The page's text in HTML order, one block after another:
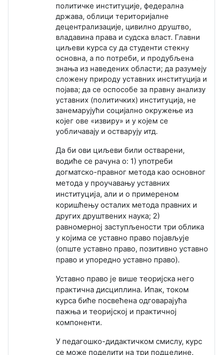
политичке институције, федерална
држава, облици територијалне
децентрализације, цивилно друштво,
владавина права и судска власт. Главни
циљеви курса су да студенти стекну
основна, а по потреби, и продубљена
знања из наведених области; да разумеју
сложену природу уставних институција и
појава; да се оспособе за правну анализу
уставних (политичких) институција, не
занемарујући социјално окружење из
којег ове «извиру» и у којем се
уобличавају и остварују итд.
Да би ови циљеви били остварени,
водиће се рачуна о: 1) употреби
догматско-правног метода као основног
метода у проучавању уставних
институција, али и о примереном
коришћењу осталих метода правних и
других друштвених наука; 2)
равномерној заступљености три облика
у којима се уставно право појављује
(опште уставно право, позитивно уставно
право и упоредно уставно право).
Уставно право је више теоријска него
практична дисциплина. Ипак, током
курса биће посвећена одговарајућа
пажња и теоријској и практичној
компоненти.
У педагошко-дидактичком смислу, курс
се може поделити на три подцелине.